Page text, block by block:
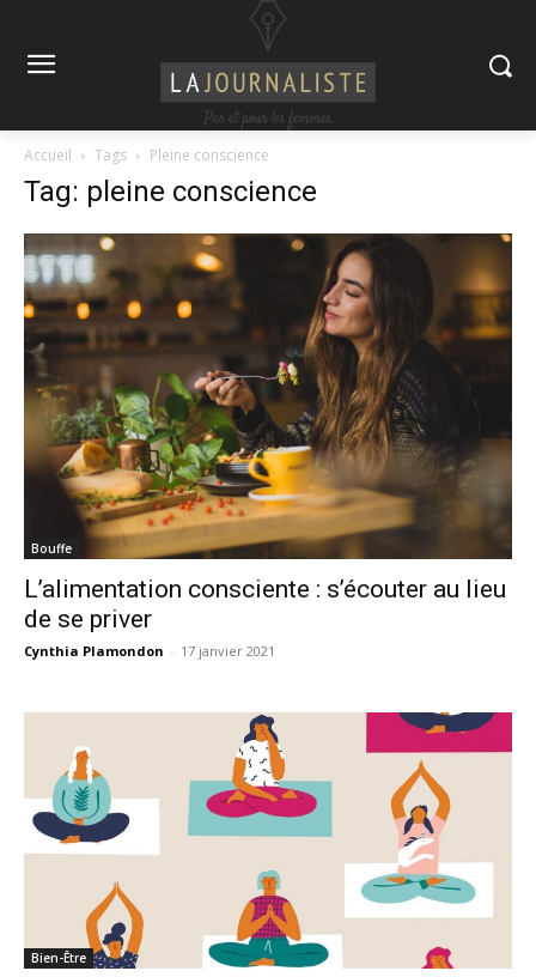
Accueil Tags Pleine conscience
Tag: pleine conscience
Bouffe
L’alimentation consciente : s’écouter au lieu
de se priver
Cynthia Plamondon - 17 janvier 2021
Bien-Être